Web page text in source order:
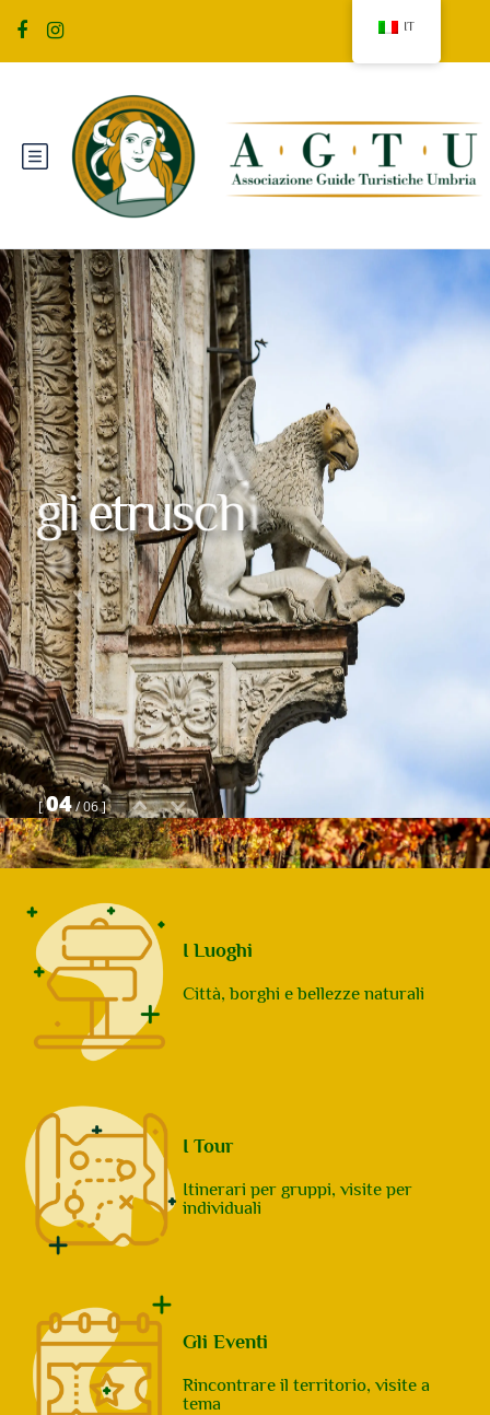
PERUGIA,
glietruschi
albacio
[04/ 06 ]
I Luoghi
Città, borghi e bellezze naturali
I Tour
Itinerari per gruppi, visite per
individuali
Gli Eventi
Rincontrare il territorio, visite a
tema
IT